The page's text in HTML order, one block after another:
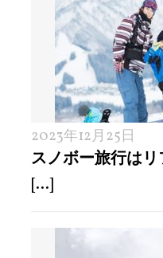
2023年12月25日
スノボー旅行は
[...]